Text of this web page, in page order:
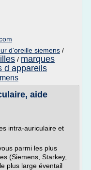
d'oreille siemens /
/ marques
d appareils
aide
intra-auriculaire et
parmi les plus
(Siemens, Starkey,
plus large éventail